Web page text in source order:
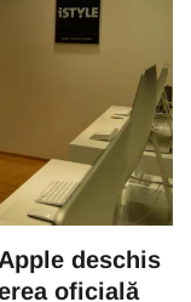
deschis
oficială